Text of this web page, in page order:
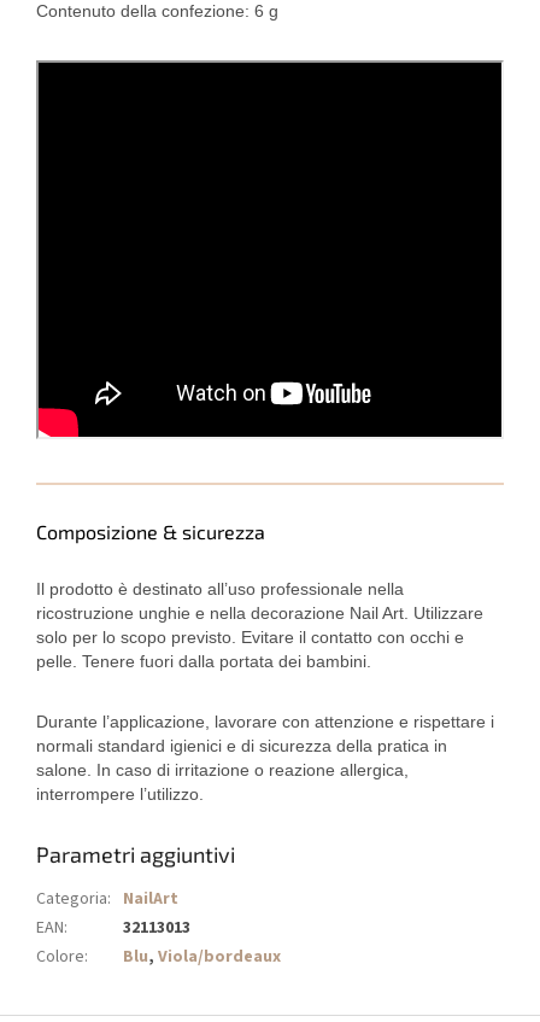
Contenuto della confezione: 6 g
Composizione & sicurezza
Il prodotto è destinato all’uso professionale nella
ricostruzione unghie e nella decorazione Nail Art. Utilizzare
solo per lo scopo previsto. Evitare il contatto con occhi e
pelle. Tenere fuori dalla portata dei bambini.
Durante l’applicazione, lavorare con attenzione e rispettare i
normali standard igienici e di sicurezza della pratica in
salone. In caso di irritazione o reazione allergica,
interrompere l’utilizzo.
Parametri aggiuntivi
Categoria: NailArt
EAN:
32113013
Colore: Blu, Viola/bordeaux